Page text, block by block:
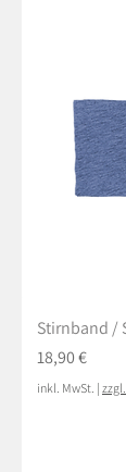
Stirnband /
Preis
18,90 €
inkl. MwSt. |